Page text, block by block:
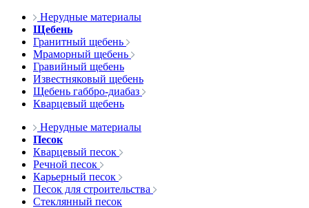
Нерудные материалы
Щебень
Гранитный щебень
Мраморный щебень
Гравийный щебень
Известняковый щебень
Щебень габбро-диабаз
Кварцевый щебень
Нерудные материалы
Песок
Кварцевый песок
Речной песок
Карьерный песок
Песок для строительства
Стеклянный песок